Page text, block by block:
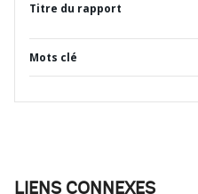
Titre du rapport
Mots clé
LIENS CONNEXES